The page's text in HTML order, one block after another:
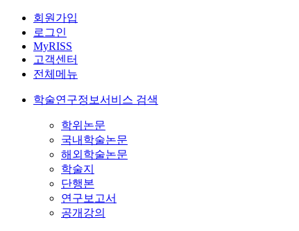
회원가입
로그인
MyRISS
고객센터
전체메뉴
학술연구정보서비스 검색
학위논문
국내학술논문
해외학술논문
학술지
단행본
연구보고서
공개강의